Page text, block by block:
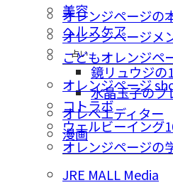
美容
ヘルスケア
占い
鏡リュウジの
水晶玉子のプ
オレペエディター
漫画
オレンジページの
オレンジページメ
こどもオレンジペ
オレンジページ
コトラボ
ウェルビーイング
オレンジページの
JRE MALL Media